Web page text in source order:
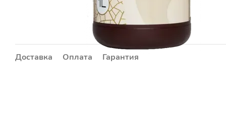
Доставка Оплата Гарантия